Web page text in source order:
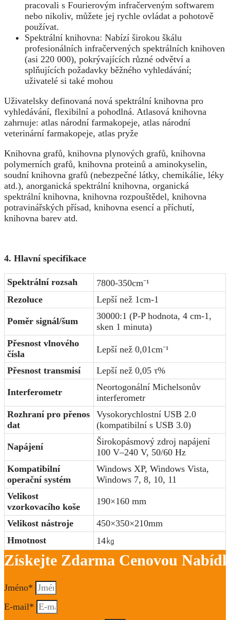
pracovali s Fourierovým infračerveným softwarem
nebo nikoliv, můžete jej rychle ovládat a pohotově
používat.
Spektrální knihovna: Nabízí širokou škálu
profesionálních infračervených spektrálních knihoven
(asi 220 000), pokrývajících různé odvětví a
splňujících požadavky běžného vyhledávání;
uživatelé si také mohou
Uživatelsky definovaná nová spektrální knihovna pro
vyhledávání, flexibilní a pohodlná. Atlasová knihovna
zahrnuje: atlas národní farmakopeje, atlas národní
veterinární farmakopeje, atlas pryže
Knihovna grafů, knihovna plynových grafů, knihovna
polymerních grafů, knihovna proteinů a aminokyselin,
soudní knihovna grafů (nebezpečné látky, chemikálie, léky
atd.), anorganická spektrální knihovna, organická
spektrální knihovna, knihovna rozpouštědel, knihovna
potravinářských přísad, knihovna esencí a příchutí,
knihovna barev atd.
4. Hlavní specifikace
Spektrální rozsah
7800-350cm⁻¹
Rezoluce
Lepší než 1cm-1
Poměr signál/šum
30000:1 (P-P hodnota, 4 cm-1,
sken 1 minuta)
Přesnost vlnového
čísla
Lepší než 0,01cm⁻¹
Přesnost transmisí Lepší než 0,05 τ%
Interferometr
Neortogonální Michelsonův
interferometr
Rozhraní pro přenos
dat
Vysokorychlostní USB 2.0
(kompatibilní s USB 3.0)
Napájení
Širokopásmový zdroj napájení
100 V–240 V, 50/60 Hz
Kompatibilní
operační systém
Windows XP, Windows Vista,
Windows 7, 8, 10, 11
Velikost
vzorkovacího koše
190×160 mm
Velikost nástroje
450×350×210mm
Hmotnost
14㎏
Získejte Zdarma Cenovou
Jméno*
E-mail*